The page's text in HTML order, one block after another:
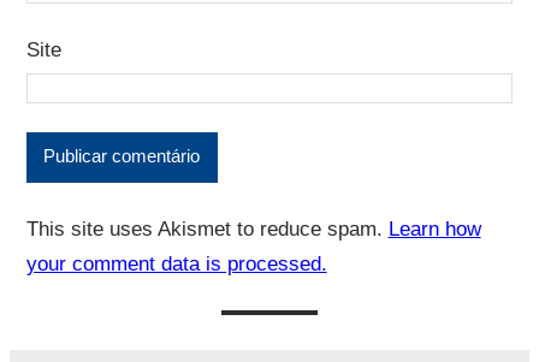
Site
This site uses Akismet to reduce spam. Learn how
your comment data is processed.